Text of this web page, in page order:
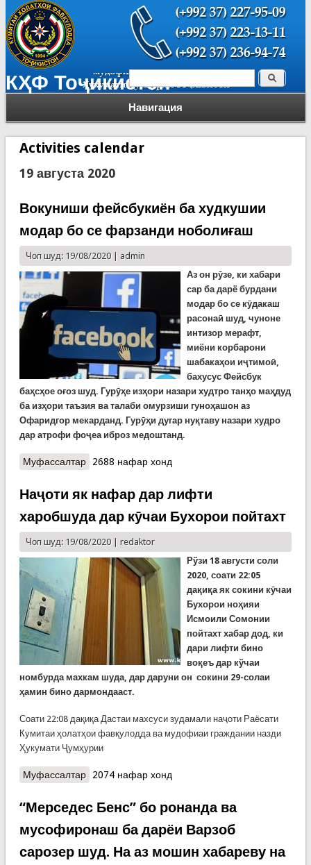
КҲФ Тоҷикистон
Навигация
Форма поиска Поиск
Activities calendar
19 августа 2020
Вокуниши фейсбукиён ба худкушии
модар бо се фарзанди ноболиғаш
Чоп шуд: 19/08/2020 | admin
Аз он рӯзе, ки хабари
сар ба дарё бурдани
модар бо се кӯдакаш
расонаӣ шуд, чуноне
интизор мерафт,
миёни корбарони
шабакаҳои иҷтимоӣ,
бахусус Фейсбук
баҳсҳое оғоз шуд. Гурӯҳе изҳори назари худтро танҳо маҳдуд
ба изҳори таъзия ва талаби омурзиши гуноҳашон аз
Офаридгор мекарданд. Гурӯҳи дугар нуқтаву назари худро
дар атрофи фоҷеа иброз медоштанд.
Муфассалтаро Вокуниши фейсбукиён ба худкушии модар бо
2688 нафар хонд
Наҷоти як нафар дар лифти
харобшуда дар кӯчаи Бухорои пойтахт
Чоп шуд: 19/08/2020 | redaktor
Рўзи 18 августи соли
2020, соати 22:05
дақиқа як сокини кӯчаи
Бухорои ноҳияи
Исмоили Сомонии
пойтахт хабар дод, ки
дари лифти бино
воқеъ дар кўчаи
номбурда махкам шуда, дар даруни он сокини 29-солаи
ҳамин бино дармондааст.
Соати 22:08 дақиқа Дастаи махсуси зудамали наҷоти Раёсати
Кумитаи ҳолатҳои фавқулодда ва мудофиаи граждании назди
Ҳукумати Ҷумҳурии
Муфассалтаро Наҷоти як нафар дар лифти харобшуда дар
2074 нафар хонд
“Мерседес Бенс” бо ронанда ва
мусофиронаш ба дарёи Варзоб
сарозер шуд. На аз мошин хабареву на